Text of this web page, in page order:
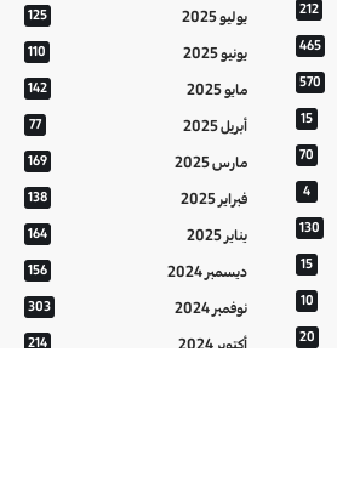
212
465
570
15
70
4
130
15
10
20
يوليو 2025 125
يونيو 2025 110
مايو 2025 142
أبريل 2025 77
مارس 2025 169
فبراير 2025 138
يناير 2025 164
ديسمبر 2024 156
نوفمبر 2024 303
أكتوبر 2024 214